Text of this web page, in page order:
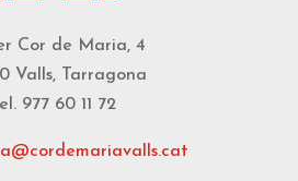
Cor de Maria, 4
Valls, Tarragona
977 60 11 72